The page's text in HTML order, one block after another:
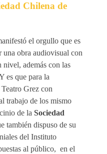
Chilena de
el orgullo que es
obra audiovisual con
además con las
es que para la
Grez con
trabajo de los mismo
de la Sociedad
también dispuso de su
del Instituto
al público, en el